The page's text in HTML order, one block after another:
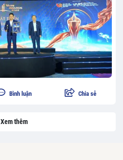
Bình luận Chia sẻ
Xem thêm